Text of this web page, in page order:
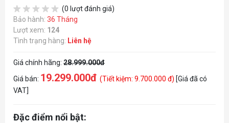
(0 lượt đánh giá)
Bảo hành: 36 Tháng
Lượt xem: 124
Tình trạng hàng: Liên hệ
Giá chính hãng: 28.999.000đ
Giá bán: 19.299.000đ (Tiết kiệm: 9.700.000 đ) [Giá đã có
VAT]
Đặc điểm nổi bật: